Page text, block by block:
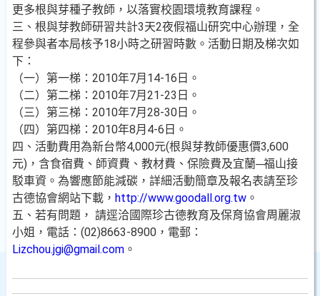
更多根與芽種子教師，以落實校園環境教育課程。
三、根與芽教師研習共計3天2夜假福山研究中心辦理，全
程參與者本局核予18小時之研習時數。活動日期及梯次如
下：
（一）第一梯：2010年7月14-16日。
（二）第二梯：2010年7月21-23日。
（三）第三梯：2010年7月28-30日。
（四）第四梯：2010年8月4-6日。
四、活動費用為新台幣4,000元(根與芽教師優惠價3,600
元)，含食宿費、師資費、教材費、保險費及宜蘭─福山接
駁車資。為響應節能減碳，詳細活動簡章及報名表請至珍
古德協會網站下載， http://www.goodall.org.tw 。
五、若有問題， 請逕洽國際珍古德教育及保育協會周麗淑
小姐，電話：(02)8663-8900，電郵：
Lizchou.jgi@gmail.com 。